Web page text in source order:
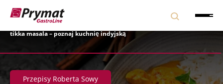
tikka masala – poznaj kuchnię indyjską
Przepisy Roberta Sowy